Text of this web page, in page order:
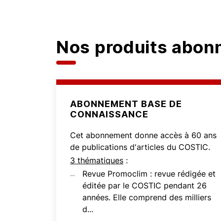
Nos produits
ABONNEMENT BASE DE
CONNAISSANCE
Cet abonnement donne accès à 60 ans
de publications d'articles du COSTIC.
3 thématiques :
Revue Promoclim : revue rédigée et
éditée par le COSTIC pendant 26
années. Elle comprend des milliers
d...